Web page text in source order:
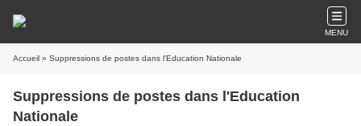
MENU
Accueil » Suppressions de postes dans l'Education Nationale
Suppressions de postes dans l'Education
Nationale